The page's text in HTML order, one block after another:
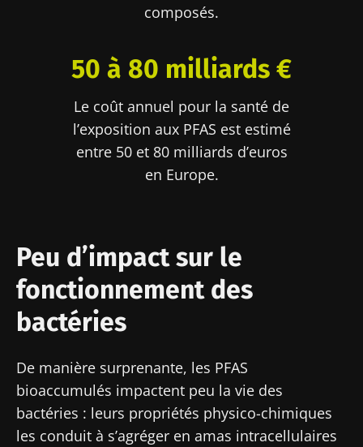
composés.
50 à 80 milliards €
Le coût annuel pour la santé de
l’exposition aux PFAS est estimé
entre 50 et 80 milliards d’euros
en Europe.
Peu d’impact sur le
fonctionnement des
bactéries
De manière surprenante, les PFAS
bioaccumulés impactent peu la vie des
bactéries : leurs propriétés physico-chimiques
les conduit à s’agréger en amas intracellulaires